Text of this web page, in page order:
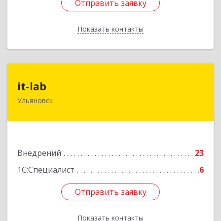
Отправить заявку
Показать контакты
Отправить заявку
Назад
it-lab
Ульяновск
Внедрений
23
1С:Специалист
6
Отправить заявку
Показать контакты
432011, Ульяновская обл, Ульяновск г, Орлова
Отправить заявку
Назад